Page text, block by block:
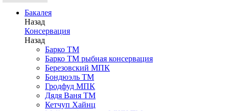
Бакалея
Назад
Консервация
Назад
Барко ТМ
Барко ТМ рыбная консервация
Березовский МПК
Бондюэль ТМ
Гродфуд МПК
Дядя Ваня ТМ
Кетчуп Хайнц